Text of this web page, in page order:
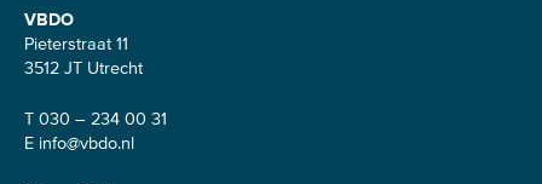
VBDO
Pieterstraat 11
3512 JT Utrecht
T 030 – 234 00 31
E info@vbdo.nl